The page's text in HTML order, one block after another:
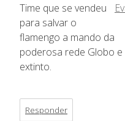
Time que se vendeu
para salvar o
flamengo a mando da
poderosa rede Globo
extinto.
Responder